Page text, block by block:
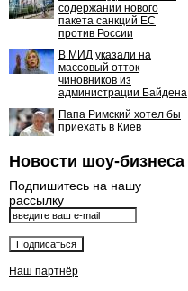
содержании нового
пакета санкций ЕС
против России
В МИД указали на
массовый отток
чиновников из
администрации Байдена
Папа Римский хотел бы
приехать в Киев
Новости шоу-бизнеса
Подпишитесь на нашу
рассылку
Наш партнёр